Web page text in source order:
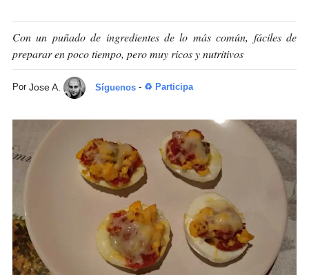
Con un puñado de ingredientes de lo más común, fáciles de
preparar en poco tiempo, pero muy ricos y nutritivos
Por Jose A. Síguenos- ♻ Participa